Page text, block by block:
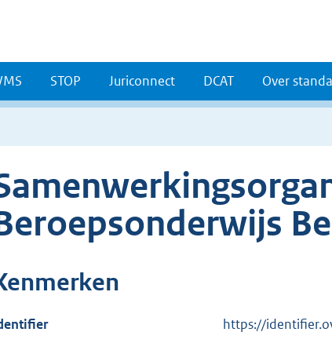
STOP Juriconnect DCAT Over
https://